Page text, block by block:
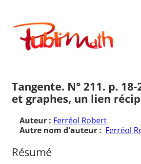
contenu
Publimath
Tangente. N° 211. p.
et graphes, un lien
Auteur : Ferréol Robert
Autre nom d'auteur : Ferréol
Résumé